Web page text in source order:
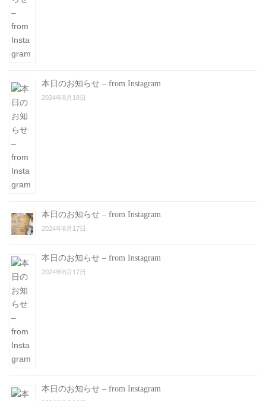
本日のお知らせ – from Instagram
2024年8月18日
本日のお知らせ – from Instagram
2024年8月17日
本日のお知らせ – from Instagram
2024年8月17日
本日のお知らせ – from Instagram